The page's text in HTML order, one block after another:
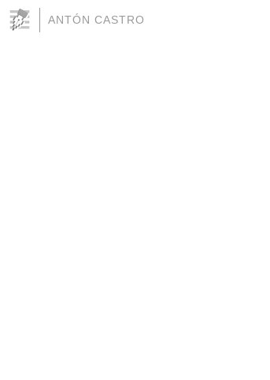
ANTÓN CASTRO